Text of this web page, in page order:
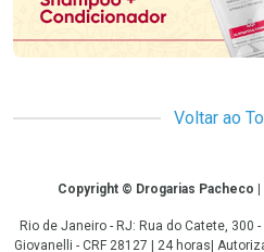
Voltar ao
CopyrightCopyright © Drogarias Pacheco
Rio de Janeiro - RJ: Rua do Catete, 300
Giovanelli - CRF 28127 | 24 horas|